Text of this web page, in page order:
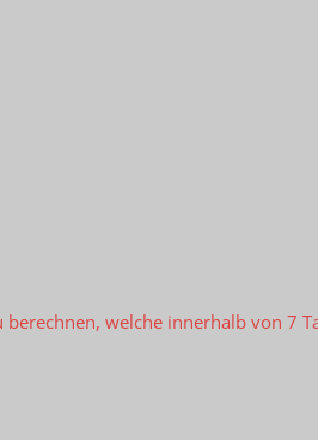
welche innerhalb von 7